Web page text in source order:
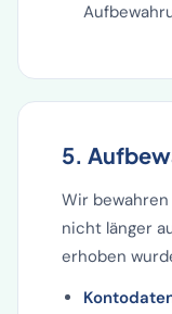
5.
Wir
nicht länger
erhoben